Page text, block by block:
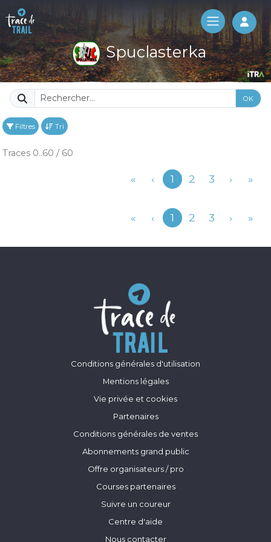
Log
Spuclasterka
OK
Filtres Tri
Traces 0..60 / 60
« ‹Précédent
1 2 3 › »
« ‹Précédent
1 2 3 › »
Conditions générales d'utilisation
Mentions légales
Vie privée et cookies
Partenaires
Conditions générales de ventes
Abonnements grand public
Offre organisateurs / pro
Courses partenaires
Suivre un coureur
Centre d'aide
Nous contacter